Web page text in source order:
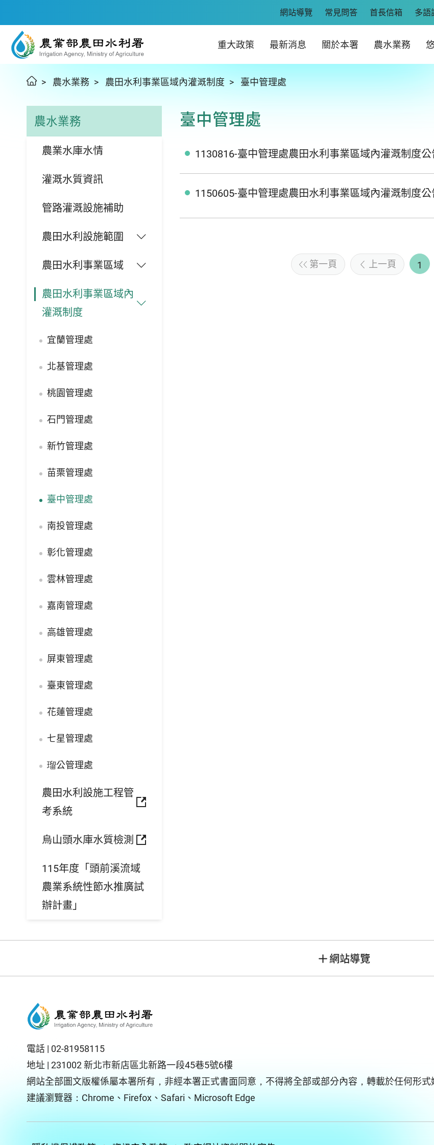
網站導覽 常見問答 首長信箱 多語
重大政策 最新消息 關於本署 農水業務
農水業務 農田水利事業區域內灌溉制度 臺中管理處
農水業務
農業水庫水情
灌溉水質資訊
管路灌溉設施補助
農田水利設施範圍
農田水利事業區域
農田水利事業區域內
灌溉制度
宜蘭管理處
北基管理處
桃園管理處
石門管理處
新竹管理處
苗栗管理處
臺中管理處
南投管理處
彰化管理處
雲林管理處
嘉南管理處
高雄管理處
屏東管理處
臺東管理處
花蓮管理處
七星管理處
瑠公管理處
農田水利設施工程管
考系統
烏山頭水庫水質檢測
115年度「頭前溪流域
農業系統性節水推廣試
辦計畫」
臺中管理處
1130816-臺中管理處農田水利事業區域內灌溉制度
1150605-臺中管理處農田水利事業區域內灌溉制度
第一頁 上一頁 1
網站導覽
電話 | 02-81958115
地址 | 231002 新北市新店區北新路一段45巷5號6樓
網站全部圖文版權係屬本署所有，非經本署正式書面同意，不得將全部或部分內容，轉載於任何形式
建議瀏覽器：Chrome、Firefox、Safari、Microsoft Edge